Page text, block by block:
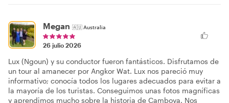
Megan 🇦🇺Australia
26 julio 2026
Lux (Ngoun) y su conductor fueron fantásticos. Disfrutamos de
un tour al amanecer por Angkor Wat. Lux nos pareció muy
informativo; conocía todos los lugares adecuados para evitar a
la mayoría de los turistas. Conseguimos unas fotos magníficas
y aprendimos mucho sobre la historia de Camboya. Nos